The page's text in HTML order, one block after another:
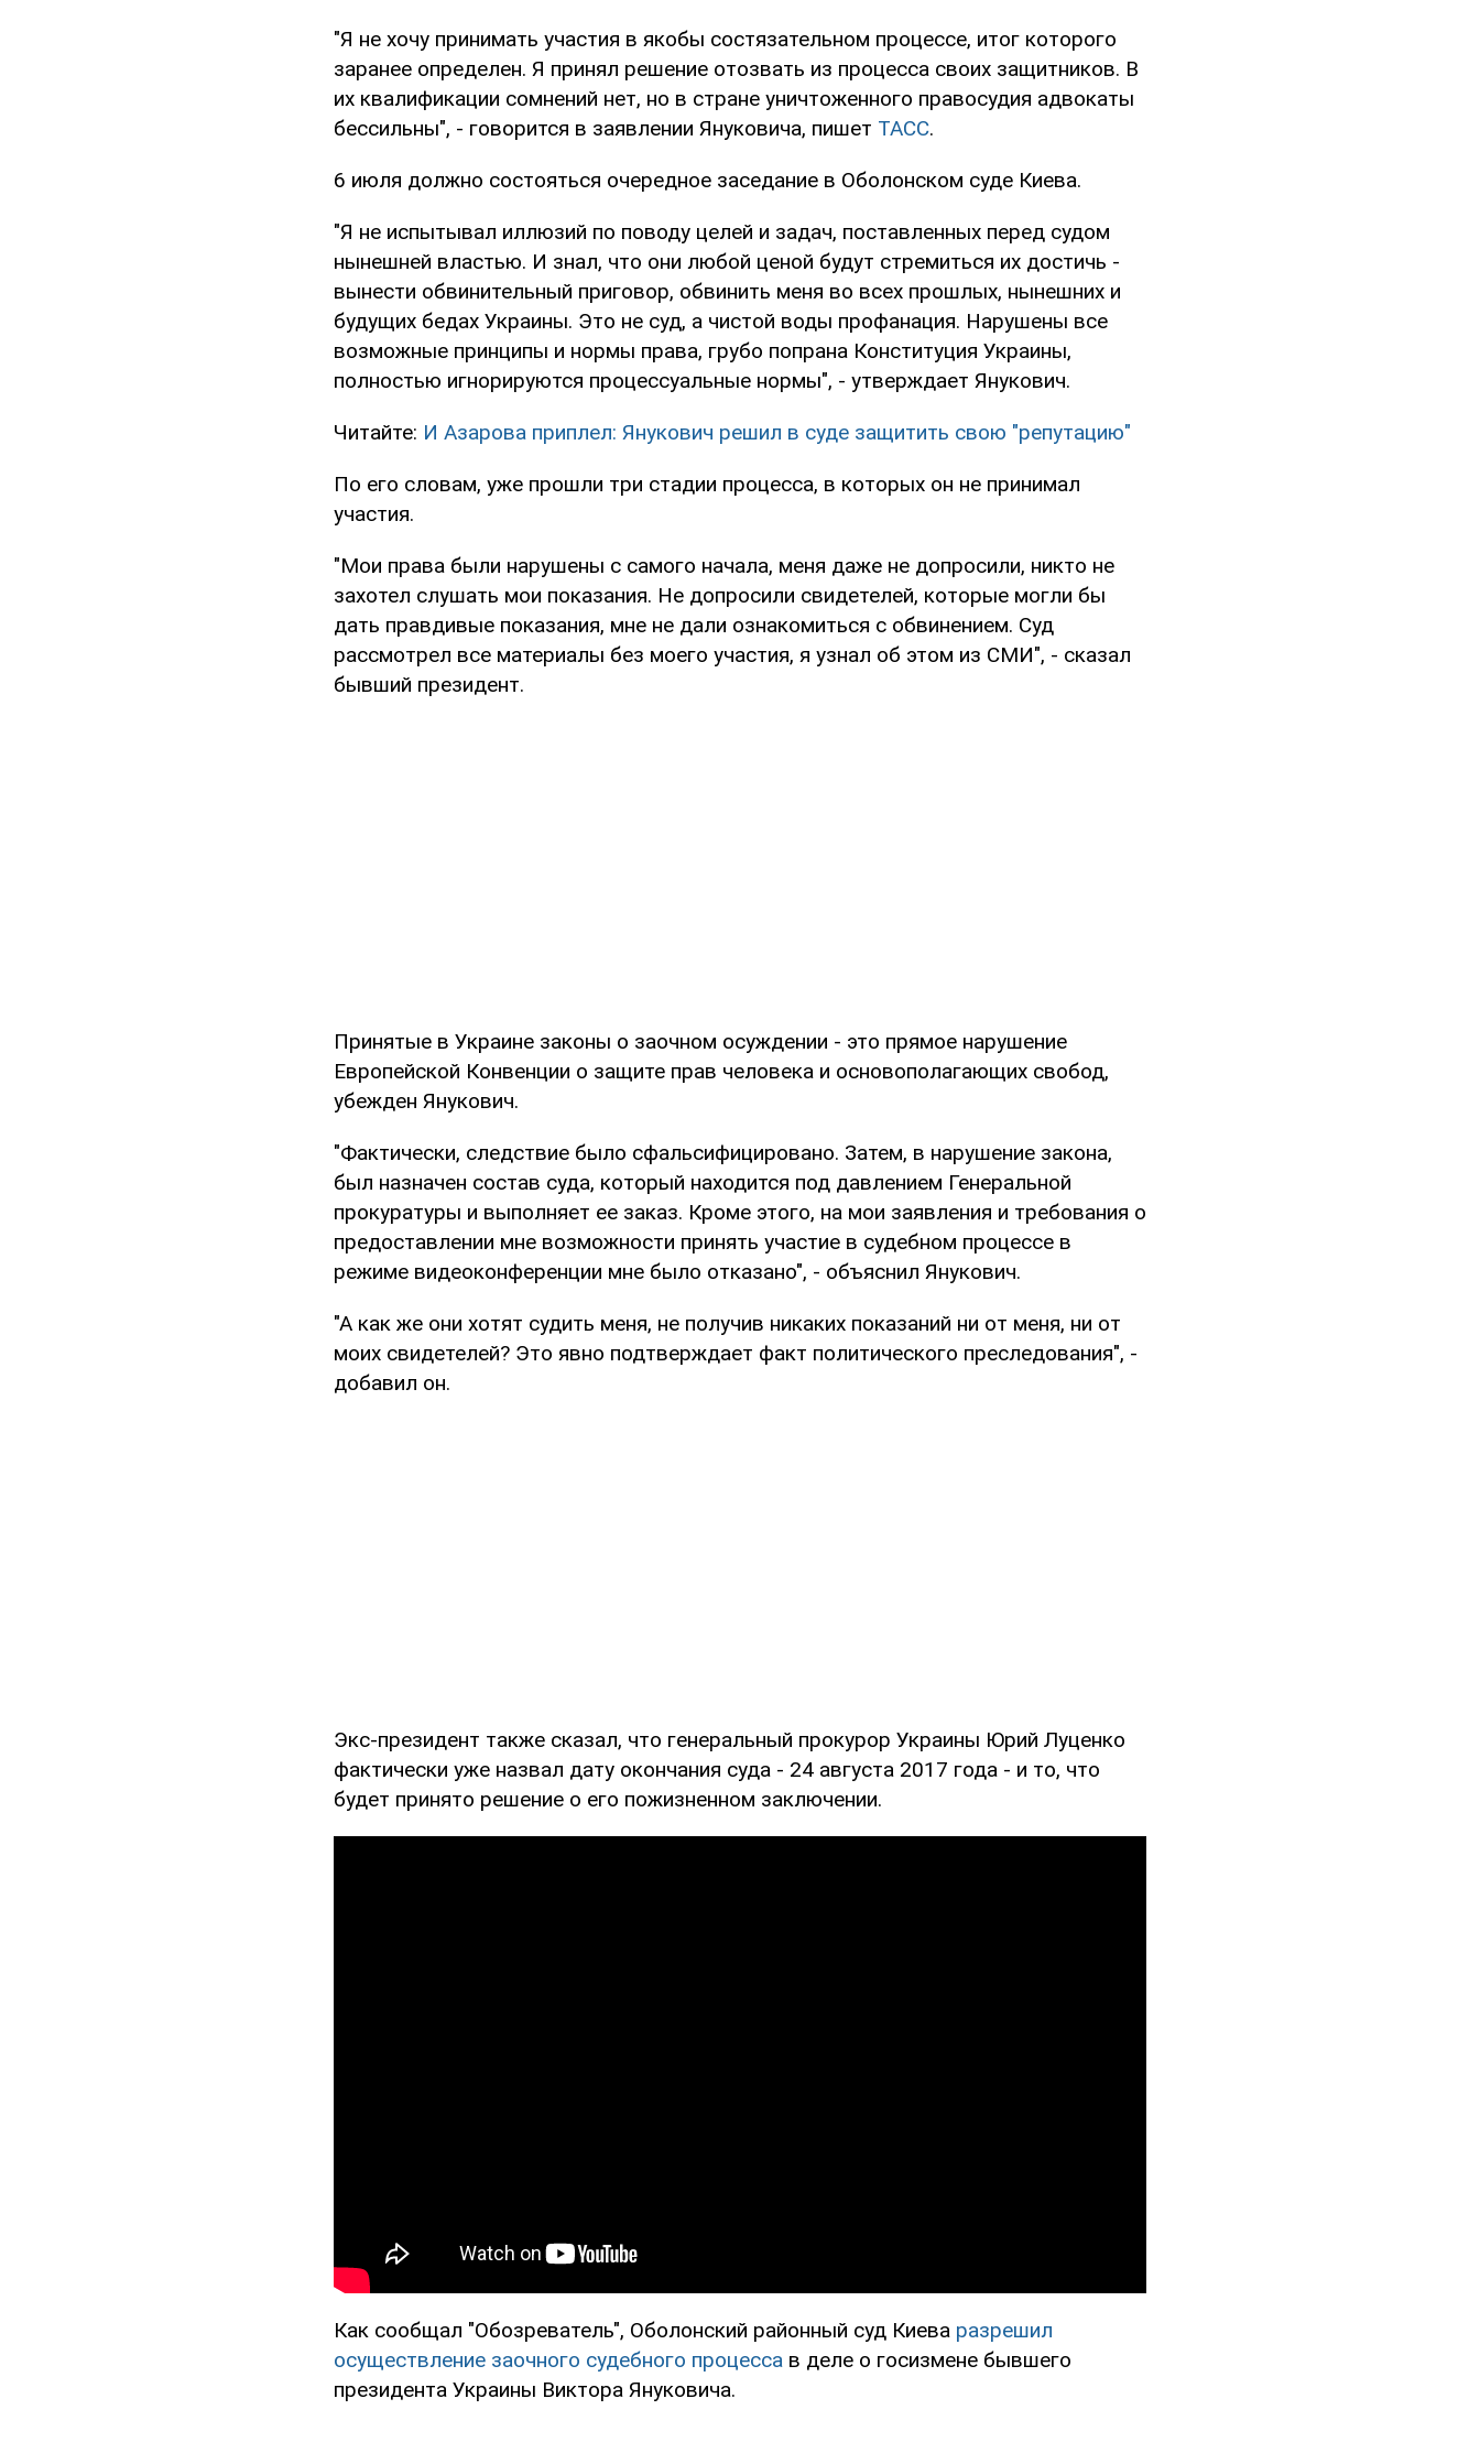
"Я не хочу принимать участия в якобы состязательном процессе, итог которого
заранее определен. Я принял решение отозвать из процесса своих защитников. В
их квалификации сомнений нет, но в стране уничтоженного правосудия адвокаты
бессильны", - говорится в заявлении Януковича, пишет ТАСС.
6 июля должно состояться очередное заседание в Оболонском суде Киева.
"Я не испытывал иллюзий по поводу целей и задач, поставленных перед судом
нынешней властью. И знал, что они любой ценой будут стремиться их достичь -
вынести обвинительный приговор, обвинить меня во всех прошлых, нынешних и
будущих бедах Украины. Это не суд, а чистой воды профанация. Нарушены все
возможные принципы и нормы права, грубо попрана Конституция Украины,
полностью игнорируются процессуальные нормы", - утверждает Янукович.
Читайте: И Азарова приплел: Янукович решил в суде защитить свою "репутацию"
По его словам, уже прошли три стадии процесса, в которых он не принимал
участия.
"Мои права были нарушены с самого начала, меня даже не допросили, никто не
захотел слушать мои показания. Не допросили свидетелей, которые могли бы
дать правдивые показания, мне не дали ознакомиться с обвинением. Суд
рассмотрел все материалы без моего участия, я узнал об этом из СМИ", - сказал
бывший президент.
Принятые в Украине законы о заочном осуждении - это прямое нарушение
Европейской Конвенции о защите прав человека и основополагающих свобод,
убежден Янукович.
"Фактически, следствие было сфальсифицировано. Затем, в нарушение закона,
был назначен состав суда, который находится под давлением Генеральной
прокуратуры и выполняет ее заказ. Кроме этого, на мои заявления и требования о
предоставлении мне возможности принять участие в судебном процессе в
режиме видеоконференции мне было отказано", - объяснил Янукович.
"А как же они хотят судить меня, не получив никаких показаний ни от меня, ни от
моих свидетелей? Это явно подтверждает факт политического преследования", -
добавил он.
Экс-президент также сказал, что генеральный прокурор Украины Юрий Луценко
фактически уже назвал дату окончания суда - 24 августа 2017 года - и то, что
будет принято решение о его пожизненном заключении.
Как сообщал "Обозреватель", Оболонский районный суд Киева разрешил
осуществление заочного судебного процесса в деле о госизмене бывшего
президента Украины Виктора Януковича.